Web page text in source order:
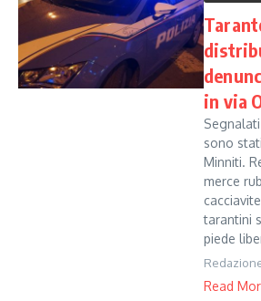
in via
sono
Minniti.
merce
tarantini
piede
Read